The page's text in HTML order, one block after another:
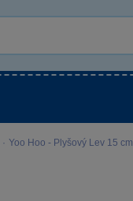
· Yoo Hoo - Plyšový Lev 15 cm